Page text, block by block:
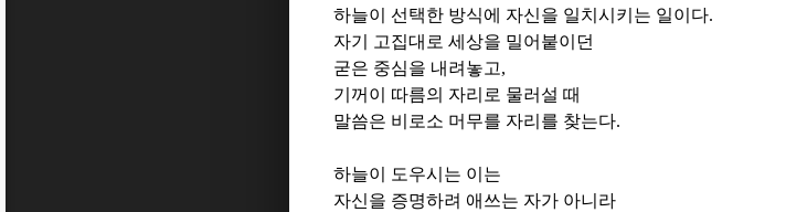
하늘이 선택한 방식에 자신을 일치시키는 일이다.
자기 고집대로 세상을 밀어붙이던
굳은 중심을 내려놓고,
기꺼이 따름의 자리로 물러설 때
말씀은 비로소 머무를 자리를 찾는다.
하늘이 도우시는 이는
자신을 증명하려 애쓰는 자가 아니라